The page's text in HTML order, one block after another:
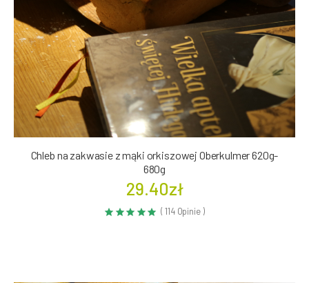
Chleb na zakwasie z mąki orkiszowej Oberkulmer 620g-
680g
29.40zł
( 114 Opinie )